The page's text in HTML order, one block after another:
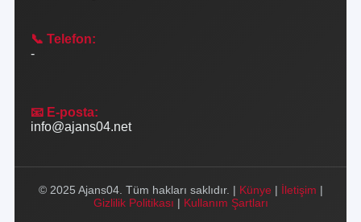
📞 Telefon:
-
📧 E-posta:
info@ajans04.net
© 2025 Ajans04. Tüm hakları saklıdır. | Künye | İletişim |
Gizlilik Politikası | Kullanım Şartları